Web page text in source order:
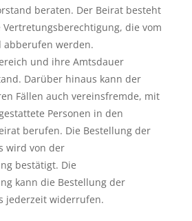
beraten. Der Beirat besteht
die vom
abberufen werden.
und ihre Amtsdauer
Darüber hinaus kann der
Fällen auch vereinsfremde, mit
Personen in den
berufen. Die Bestellung der
wird von der
bestätigt. Die
kann die Bestellung der
jederzeit widerrufen.